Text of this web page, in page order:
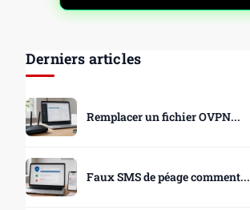
Derniers articles
Remplacer un fichier OVPN...
Faux SMS de péage comment...